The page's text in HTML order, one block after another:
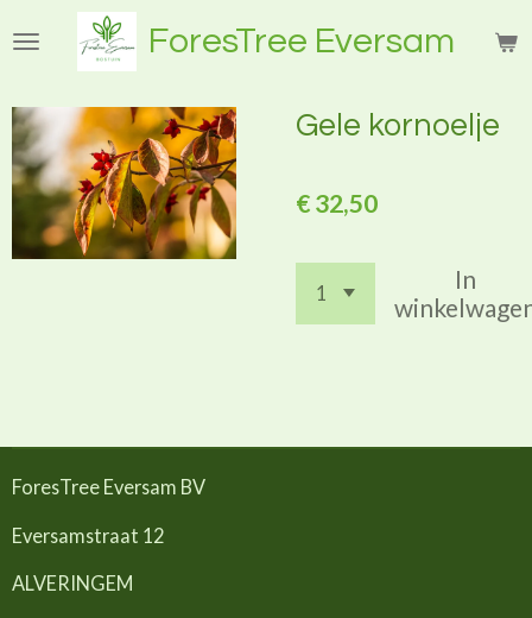
direct
de
hoofdinhoud
ForesTree Eversam
Gele kornoelje
€ 32,50
In
ForesTree Eversam BV
Eversamstraat 12
ALVERINGEM